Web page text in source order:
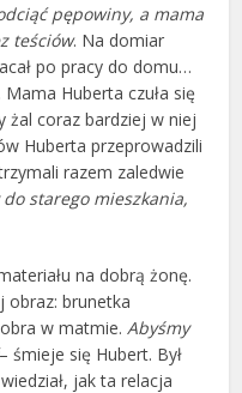
pępowiny, a mama
teściów. Na domiar
po pracy do domu…
Huberta czuła się
żal coraz bardziej w niej
Huberta przeprowadzili
razem zaledwie
starego mieszkania,
na dobrą żonę.
obraz: brunetka
w matmie. Abyśmy
– śmieje się Hubert. Był
jak ta relacja